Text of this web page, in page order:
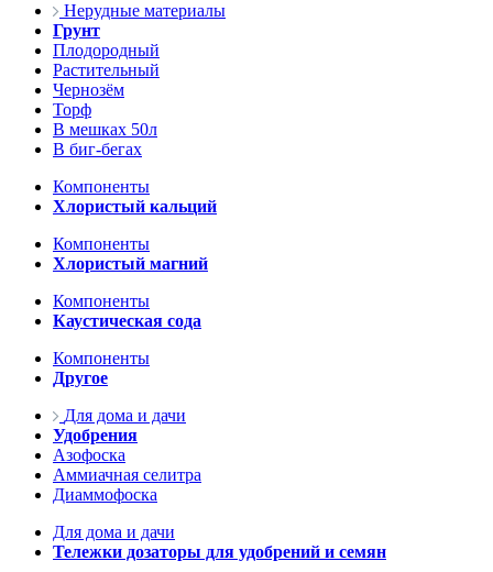
Нерудные материалы
Грунт
Плодородный
Растительный
Чернозём
Торф
В мешках 50л
В биг-бегах
Компоненты
Хлористый кальций
Компоненты
Хлористый магний
Компоненты
Каустическая сода
Компоненты
Другое
Для дома и дачи
Удобрения
Азофоска
Аммиачная селитра
Диаммофоска
Для дома и дачи
Тележки дозаторы для удобрений и семян